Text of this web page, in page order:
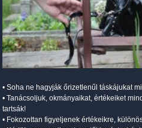
• Soha ne hagyják őrizetlenűl táskájukat
• Tanácsoljuk, okmányaikat, értékeiket
tartsák!
• Fokozottan figyeljenek értékeikre,